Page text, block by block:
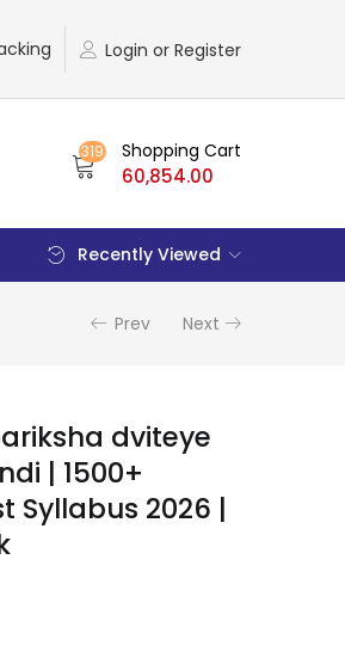
Login or Register
319 Shopping Cart
60,854.00
Recently Viewed
Prev Next
dviteye
| 1500+
Syllabus 2026 |